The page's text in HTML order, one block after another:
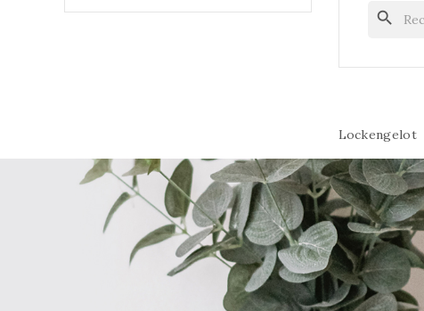
search
Lockengelot